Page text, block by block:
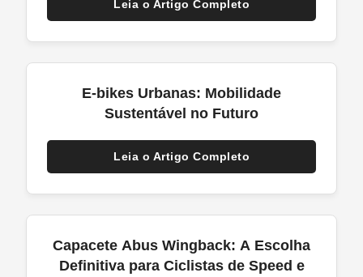
Leia o Artigo Completo
E-bikes Urbanas: Mobilidade
Sustentável no Futuro
Leia o Artigo Completo
Capacete Abus Wingback: A Escolha
Definitiva para Ciclistas de Speed e